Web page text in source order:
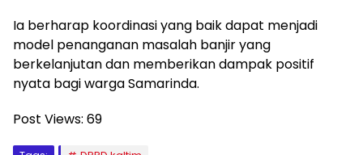
Ia berharap koordinasi yang baik dapat menjadi
model penanganan masalah banjir yang
berkelanjutan dan memberikan dampak positif
nyata bagi warga Samarinda.
Post Views: 69